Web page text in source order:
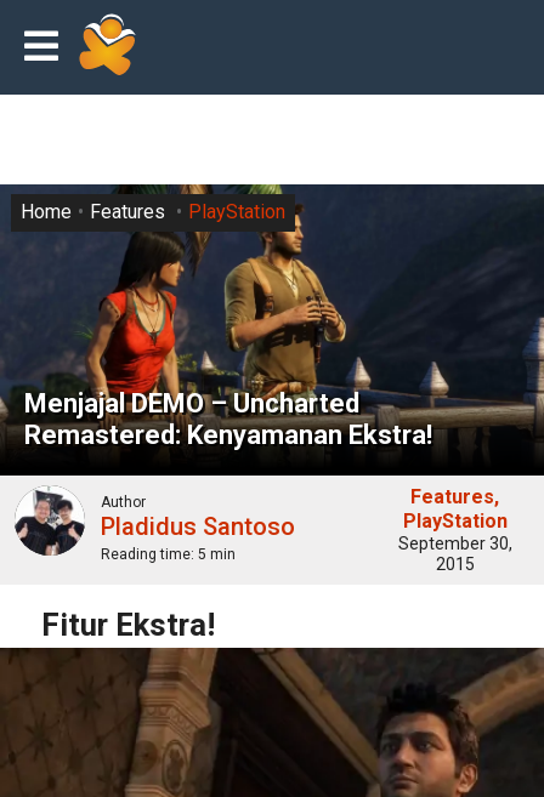
Menjajal DEMO – Uncharted
Remastered: Kenyamanan Ekstra!
Home Features PlayStation
Author
Pladidus Santoso
Reading time: 5 min
Features
PlayStation
September 30,
2015
Fitur Ekstra!